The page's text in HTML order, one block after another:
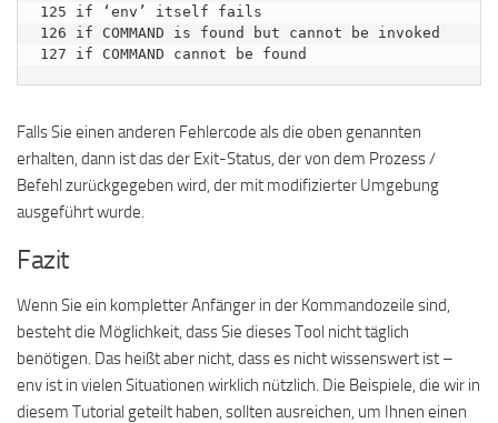
125 if ‘env’ itself fails
126 if COMMAND is found but cannot be invoked
127 if COMMAND cannot be found
Falls Sie einen anderen Fehlercode als die oben genannten
erhalten, dann ist das der Exit-Status, der von dem Prozess /
Befehl zurückgegeben wird, der mit modifizierter Umgebung
ausgeführt wurde.
Fazit
Wenn Sie ein kompletter Anfänger in der Kommandozeile sind,
besteht die Möglichkeit, dass Sie dieses Tool nicht täglich
benötigen. Das heißt aber nicht, dass es nicht wissenswert ist –
env ist in vielen Situationen wirklich nützlich. Die Beispiele, die wir in
diesem Tutorial geteilt haben, sollten ausreichen, um Ihnen einen